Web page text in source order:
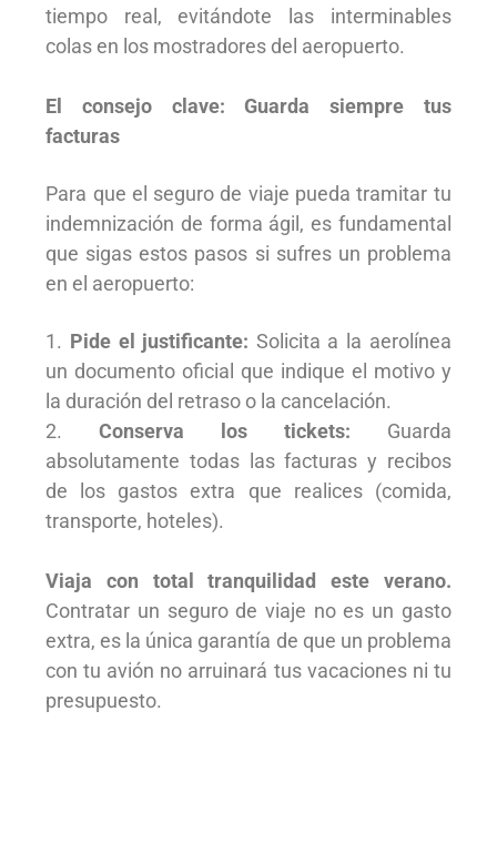
tiempo real, evitándote las interminables
colas en los mostradores del aeropuerto.
El consejo clave: Guarda siempre tus
facturas
Para que el seguro de viaje pueda tramitar tu
indemnización de forma ágil, es fundamental
que sigas estos pasos si sufres un problema
en el aeropuerto:
Pide el justificante: Solicita a la aerolínea
un documento oficial que indique el motivo y
la duración del retraso o la cancelación.
Conserva los tickets: Guarda
absolutamente todas las facturas y recibos
de los gastos extra que realices (comida,
transporte, hoteles).
Viaja con total tranquilidad este verano.
Contratar un seguro de viaje no es un gasto
extra, es la única garantía de que un problema
con tu avión no arruinará tus vacaciones ni tu
presupuesto.